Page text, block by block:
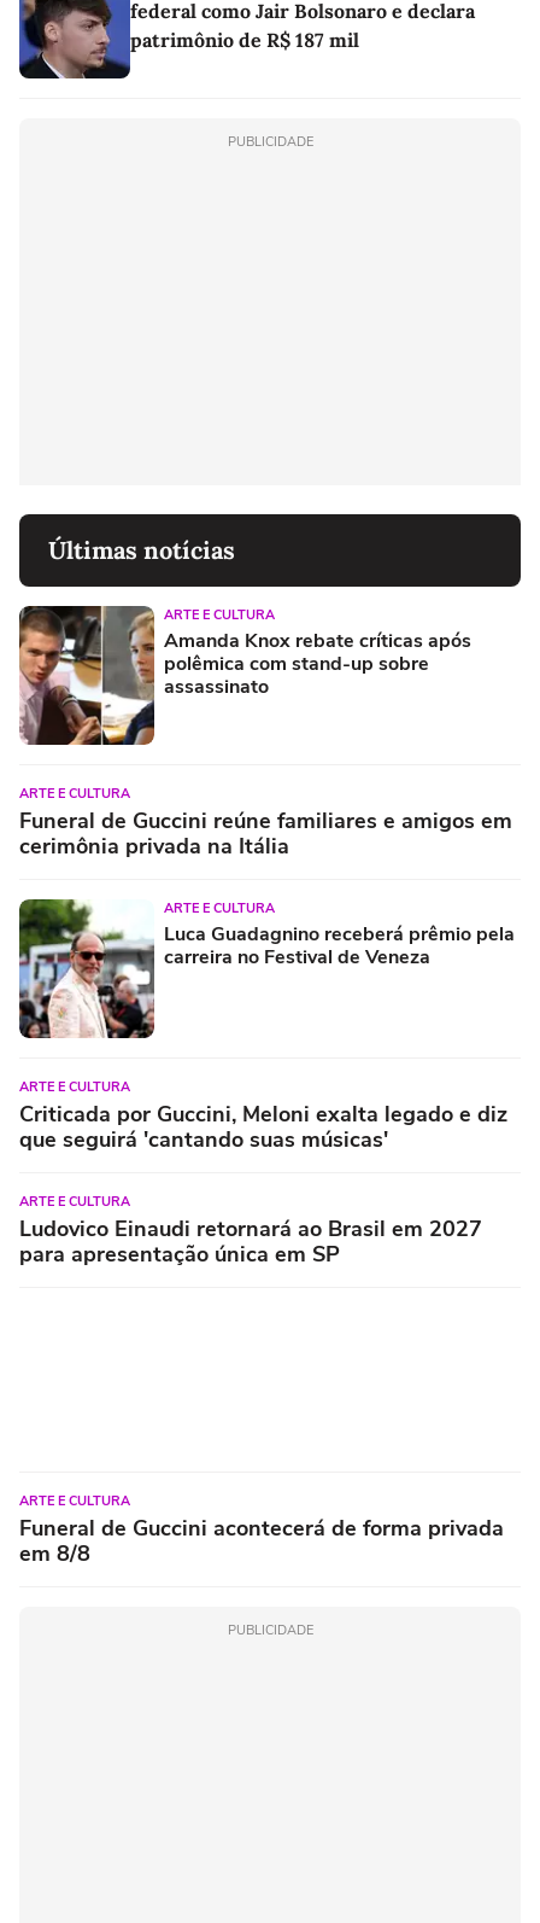
federal como Jair Bolsonaro e declara
patrimônio de R$ 187 mil
PUBLICIDADE
Últimas notícias
ARTE E CULTURA
Amanda Knox rebate críticas após
polêmica com stand-up sobre
assassinato
ARTE E CULTURA
Funeral de Guccini reúne familiares e amigos em
cerimônia privada na Itália
ARTE E CULTURA
Luca Guadagnino receberá prêmio pela
carreira no Festival de Veneza
ARTE E CULTURA
Criticada por Guccini, Meloni exalta legado e diz
que seguirá 'cantando suas músicas'
ARTE E CULTURA
Ludovico Einaudi retornará ao Brasil em 2027
para apresentação única em SP
ARTE E CULTURA
Funeral de Guccini acontecerá de forma privada
em 8/8
PUBLICIDADE